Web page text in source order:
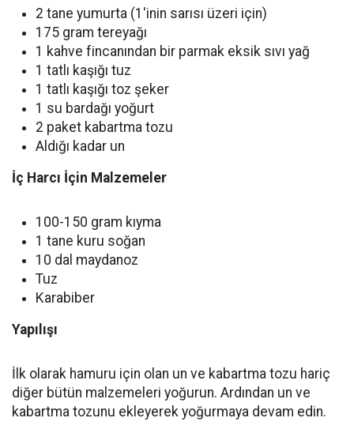
2 tane yumurta (1'inin sarısı üzeri için)
175 gram tereyağı
1 kahve fincanından bir parmak eksik sıvı yağ
1 tatlı kaşığı tuz
1 tatlı kaşığı toz şeker
1 su bardağı yoğurt
2 paket kabartma tozu
Aldığı kadar un
İç Harcı İçin Malzemeler
100-150 gram kıyma
1 tane kuru soğan
10 dal maydanoz
Tuz
Karabiber
Yapılışı
İlk olarak hamuru için olan un ve kabartma tozu hariç
diğer bütün malzemeleri yoğurun. Ardından un ve
kabartma tozunu ekleyerek yoğurmaya devam edin.